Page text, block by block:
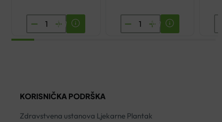
AVENE
CLEANANCE
ČIŠĆENJE
200ML
EUCERIN
HYALURON
MJEŠOVITA
KORISNIČKA PODRŠKA
Zdravstvena ustanova Ljekarne Plantak